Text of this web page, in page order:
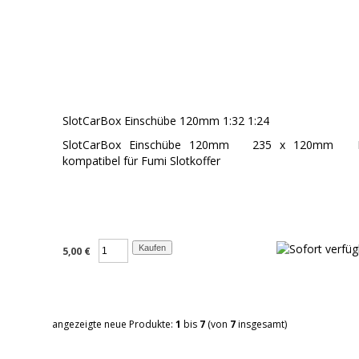
SlotCarBox Einschübe 120mm 1:32 1:24
SlotCarBox Einschübe 120mm 235 x 120mm
kompatibel für Fumi Slotkoffer
5,00 €
angezeigte neue Produkte: 1 bis 7 (von 7insgesamt)